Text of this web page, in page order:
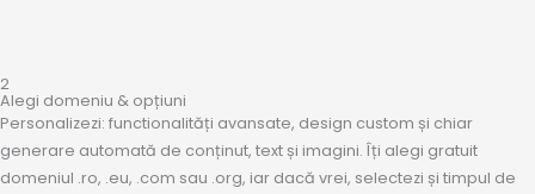
2
Alegi domeniu & opțiuni
Personalizezi: functionalități avansate, design custom și chiar
generare automată de conținut, text și imagini. Îți alegi gratuit
domeniul .ro, .eu, .com sau .org, iar dacă vrei, selectezi și timpul de